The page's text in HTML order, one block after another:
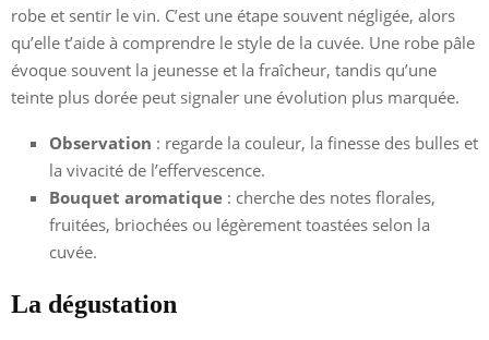
robe et sentir le vin. C’est une étape souvent négligée, alors
qu’elle t’aide à comprendre le style de la cuvée. Une robe pâle
évoque souvent la jeunesse et la fraîcheur, tandis qu’une
teinte plus dorée peut signaler une évolution plus marquée.
Observation : regarde la couleur, la finesse des bulles et
la vivacité de l’effervescence.
Bouquet aromatique : cherche des notes florales,
fruitées, briochées ou légèrement toastées selon la
cuvée.
La dégustation